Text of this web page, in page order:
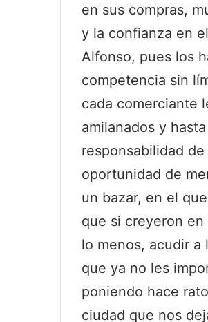
en sus compras,
y la confianza en
Alfonso, pues los
competencia sin
cada comerciante
amilanados y
responsabilidad
oportunidad de
un bazar, en el
que si creyeron
lo menos, acudir a
que ya no les
poniendo hace
ciudad que nos